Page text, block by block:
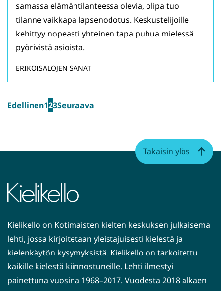
samassa elämäntilanteessa olevia, olipa tuo
tilanne vaikkapa lapsenodotus. Keskustelijoille
kehittyy nopeasti yhteinen tapa puhua mielessä
pyörivistä asioista.
ERIKOISALOJEN SANAT
Edellinen123Seuraava
Kielikello on Kotimaisten kielten keskuksen julkaisema
lehti, jossa kirjoitetaan yleistajuisesti kielestä ja
kielenkäytön kysymyksistä. Kielikello on tarkoitettu
kaikille kielestä kiinnostuneille. Lehti ilmestyi
painettuna vuosina 1968–2017. Vuodesta 2018 alkaen
Takaisin ylös